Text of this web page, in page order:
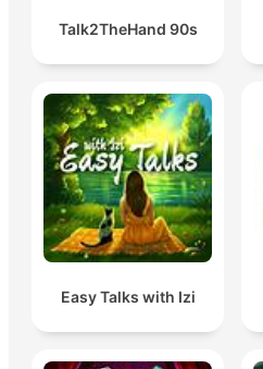
Talk2TheHand 90s
Easy Talks with Izi